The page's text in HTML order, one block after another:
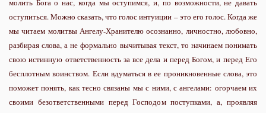
молить Бога о нас, когда мы оступимся, и, по возможности, не давать
оступиться. Можно сказать, что голос интуиции – это его голос. Когда же
мы читаем молитвы Ангелу-Хранителю осознанно, личностно, любовно,
разбирая слова, а не формально вычитывая текст, то начинаем понимать
свою истинную ответственность за все дела и перед Богом, и перед Его
бесплотным воинством. Если вдуматься в ее проникновенные слова, это
поможет понять, как тесно связаны мы с ними, с ангелами: огорчаем их
своими безответственными перед Господом поступками, а, проявляя